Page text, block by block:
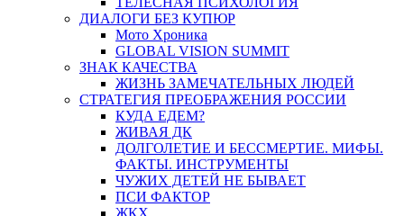
ДИАЛОГИ БЕЗ КУПЮР
Мото Хроника
GLOBAL VISION SUMMIT
ЗНАК КАЧЕСТВА
ЖИЗНЬ ЗАМЕЧАТЕЛЬНЫХ ЛЮДЕЙ
СТРАТЕГИЯ ПРЕОБРАЖЕНИЯ РОССИИ
КУДА ЕДЕМ?
ЖИВАЯ ДК
ДОЛГОЛЕТИЕ И БЕССМЕРТИЕ. МИФЫ.
ФАКТЫ. ИНСТРУМЕНТЫ
ЧУЖИХ ДЕТЕЙ НЕ БЫВАЕТ
ПСИ ФАКТОР
ЖКХ